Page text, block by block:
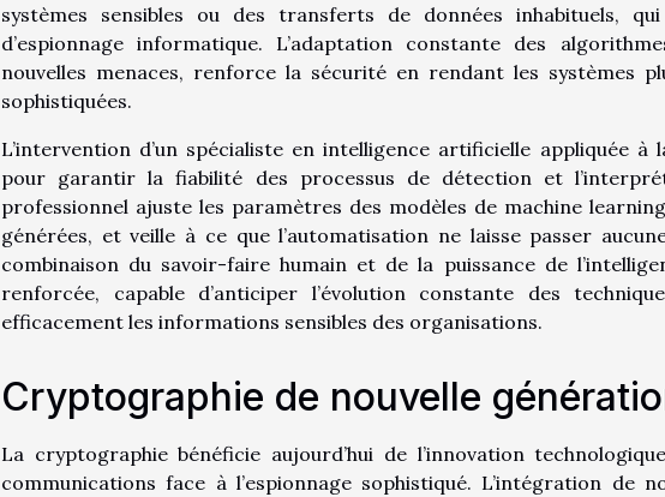
systèmes sensibles ou des transferts de données inhabituels,
d’espionnage informatique. L’adaptation constante des
nouvelles menaces, renforce la sécurité en rendant les systèmes
sophistiquées.
L’intervention d’un spécialiste en intelligence artificielle appliquée à
pour garantir la fiabilité des processus de détection et
professionnel ajuste les paramètres des modèles de machine
générées, et veille à ce que l’automatisation ne laisse passer
combinaison du savoir-faire humain et de la puissance de
renforcée, capable d’anticiper l’évolution constante des
efficacement les informations sensibles des organisations.
Cryptographie de nouvelle
La cryptographie bénéficie aujourd’hui de l’innovation
communications face à l’espionnage sophistiqué. L’intégration de